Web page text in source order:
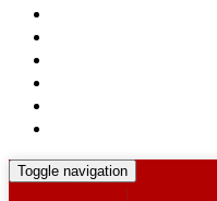
Toggle navigation